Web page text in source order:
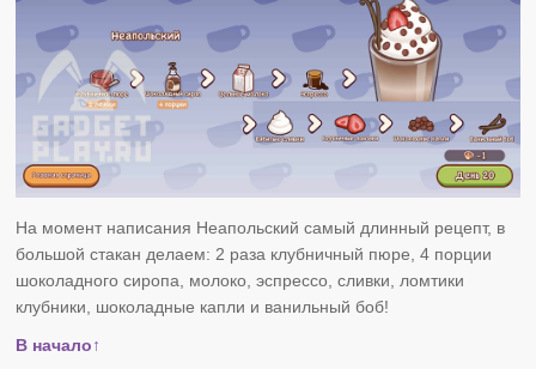
На момент написания Неапольский самый длинный рецепт, в
большой стакан делаем: 2 раза клубничный пюре, 4 порции
шоколадного сиропа, молоко, эспрессо, сливки, ломтики
клубники, шоколадные капли и ванильный боб!
В начало↑